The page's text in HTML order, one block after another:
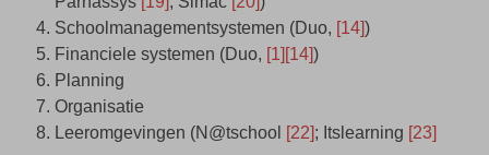
Schoolmanagementsystemen (Duo, [14])
Financiele systemen (Duo, [1] [14])
Planning
Organisatie
Leeromgevingen (N@tschool [22]; Itslearning [23]